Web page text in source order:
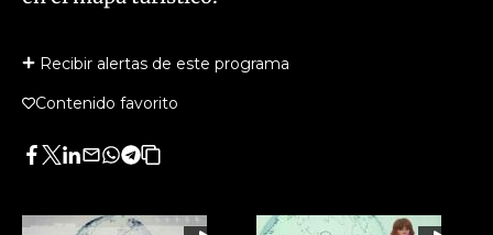
Recibir alertas de este programa
Contenido favorito
Facebook
Twitter
LinkedIn
Enviar
Whatsapp
Telegram
Copiar
artículo